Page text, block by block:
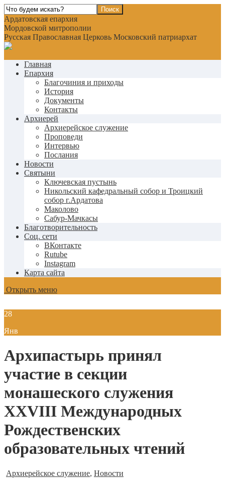
Ардатовская епархия
Мордовской митрополии
Русская Православная Церковь Московский патриархат
Главная
Епархия
Благочиния и приходы
История
Документы
Контакты
Архиерей
Архиерейское служение
Проповеди
Интервью
Послания
Новости
Святыни
Ключевская пустынь
Никольский кафедральный собор и Троицкий
собор г.Ардатова
Маколово
Сабур-Мачкасы
Благотворительность
Соц. сети
ВКонтакте
Rutube
Instagram
Карта сайта
Открыть меню
28
Янв
Архипастырь принял
участие в секции
монашеского служения
XXVIII Международных
Рождественских
образовательных чтений
Архиерейское служение, Новости